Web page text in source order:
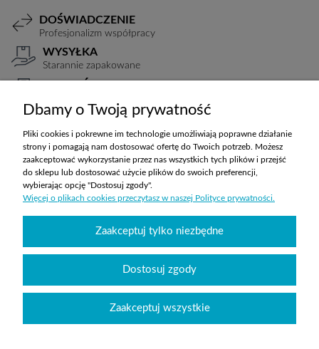
DOŚWIADCZENIE
Profesjonalizm współpracy
WYSYŁKA
Starannie zapakowane
TRANSPORT
Koszty ustalane indywidualnie
ZAKUPY
POMOC
MOJE KONTO
Wyposażenie szkół sklepabcwyposazenia.pl|handlowy@abcwyposazenia.pl
Dbamy o Twoją prywatność
Pliki cookies i pokrewne im technologie umożliwiają poprawne działanie
strony i pomagają nam dostosować ofertę do Twoich potrzeb. Możesz
zaakceptować wykorzystanie przez nas wszystkich tych plików i przejść
do sklepu lub dostosować użycie plików do swoich preferencji,
wybierając opcję "Dostosuj zgody".
Więcej o plikach cookies przeczytasz w naszej Polityce prywatności.
Zaakceptuj tylko niezbędne
Dostosuj zgody
Zaakceptuj wszystkie